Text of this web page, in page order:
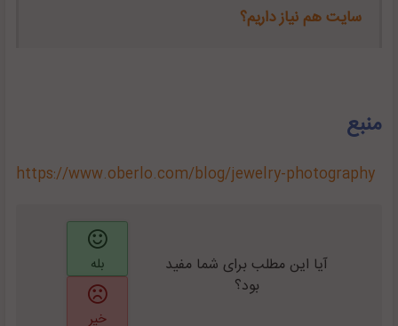
سایت هم نیاز داریم؟
منبع
https://www.oberlo.com/blog/jewelry-photography
آیا این مطلب برای شما مفید
بود؟
بله
خیر